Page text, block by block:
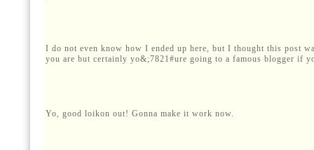
I do not even know how I ended up here, but I thought this post
you are but certainly yo&;7821#ure going to a famous blogger if
Yo, good loikon out! Gonna make it work now.